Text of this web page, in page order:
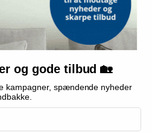
919,- Vis
På lager
NY
og gode tilbud 🏡
kampagner, spændende nyheder